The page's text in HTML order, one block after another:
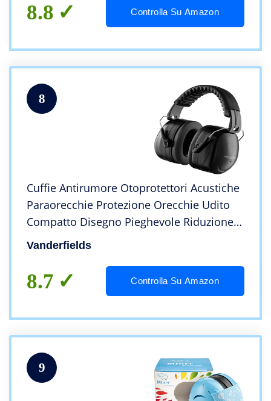
8.8 Controlla Su Amazon
8
Cuffie Antirumore Otoprotettori Acustiche
Paraorecchie Protezione Orecchie Udito
Compatto Disegno Pieghevole Riduzione
di Rumore per Uomini Donne Bambini –
Vanderfields
8.7 Controlla Su Amazon
9